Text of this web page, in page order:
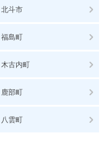
北斗市
福島町
木古内町
鹿部町
八雲町